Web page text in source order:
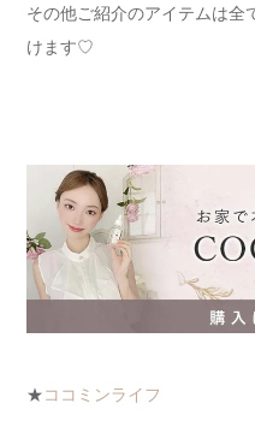
その他ご紹介のアイテムは全
けます♡
★ココミンライフ